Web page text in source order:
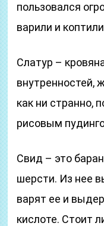
пользовался
варили и
Слатур –
внутренностей,
как ни странно,
рисовым
Свид – это
шерсти. Из нее
варят ее и
кислоте. Стоит